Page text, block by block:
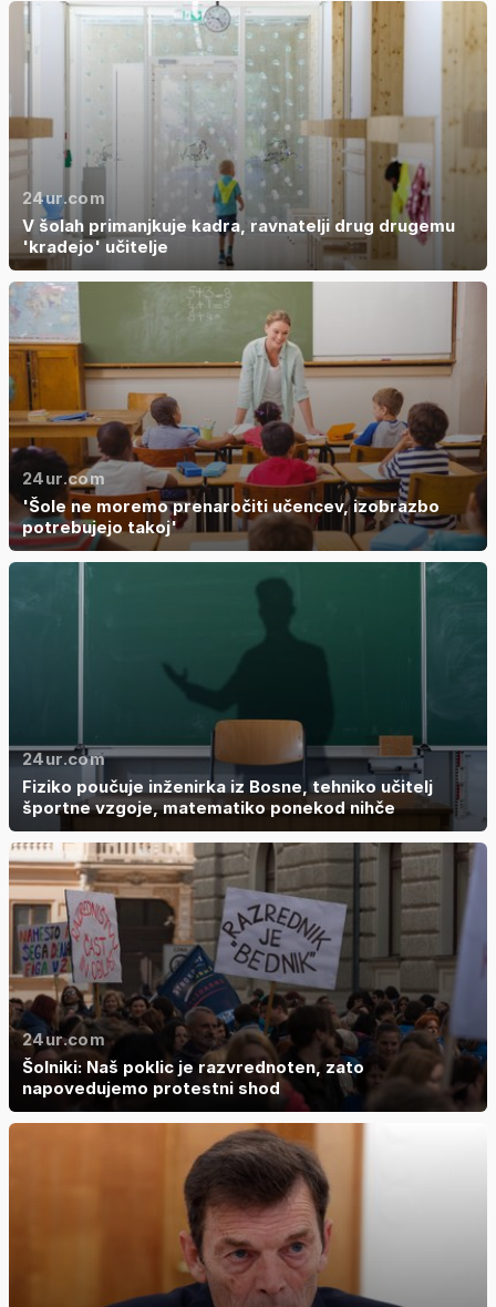
24ur.com
V šolah primanjkuje kadra, ravnatelji drug drugemu
'kradejo' učitelje
24ur.com
'Šole ne moremo prenaročiti učencev, izobrazbo
potrebujejo takoj'
24ur.com
Fiziko poučuje inženirka iz Bosne, tehniko učitelj
športne vzgoje, matematiko ponekod nihče
24ur.com
Šolniki: Naš poklic je razvrednoten, zato
napovedujemo protestni shod